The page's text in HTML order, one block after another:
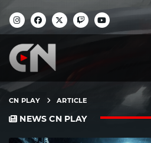
CN PLAY ARTICLE
NEWS CN PLAY